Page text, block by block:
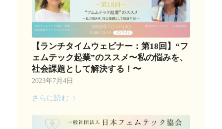
【ランチタイムウェビナー：第18回】“フ
ェムテック起業”のススメ〜私の悩みを、
社会課題として解決する！〜
2023年7月4日
さらに読む